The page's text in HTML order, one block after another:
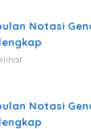
Notasi
Notasi